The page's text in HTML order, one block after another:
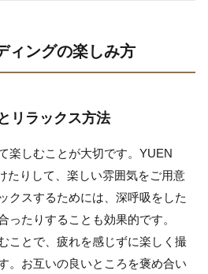
ィングの楽しみ方
リラックス方法
楽しむことが大切です。YUEN
たりして、楽しい雰囲気をご用意
クスするためには、深呼吸をした
ったりすることも効果的です。
ことで、疲れを感じずに楽しく撮
。お互いの良いところを褒め合い